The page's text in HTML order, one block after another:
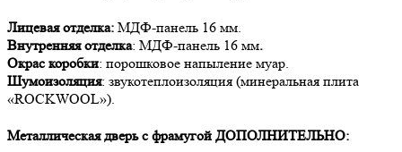
Лицевая отделка: МДФ-панель 16 мм.
Внутренняя отделка: МДФ-панель 16 мм.
Окрас коробки: порошковое напыление муар.
Шумоизоляция: звукотеплоизоляция (минеральная плита
«ROCKWOOL»).
Металлическая дверь с фрамугой ДОПОЛНИТЕЛЬНО: